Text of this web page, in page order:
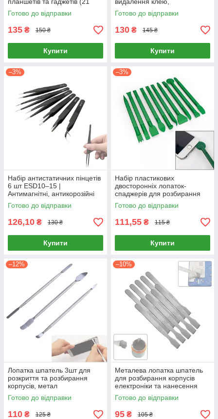
предмет: викрутки,
медіатори, лопатки-знімачі,
Готово до відправки
135 ₴ 150 ₴
Купити
двосторонні, 10 шт
Готово до відправки
130 ₴ 145 ₴
Купити
–3%
Набір антистатичних пінцетів
6 шт ESD10–15 |
Антимагнітні, антикорозійні
Готово до відправки
126,10 ₴ 130 ₴
Купити
–3%
Набір пластикових
двосторонніх лопаток-
спаджерів для розбирання
електроніки (10 шт., довжина
15 см, зелені)
Готово до відправки
111,55 ₴ 115 ₴
Купити
–12%
Лопатка шпатель 3шт для
розкриття та розбирання
корпусів, метал
Готово до відправки
110 ₴ 125 ₴
–10%
Металева лопатка шпатель
для розбирання корпусів
електроніки та нанесення
паст, 12х1 см (Лот 10 шт.)
Готово до відправки
95 ₴ 105 ₴